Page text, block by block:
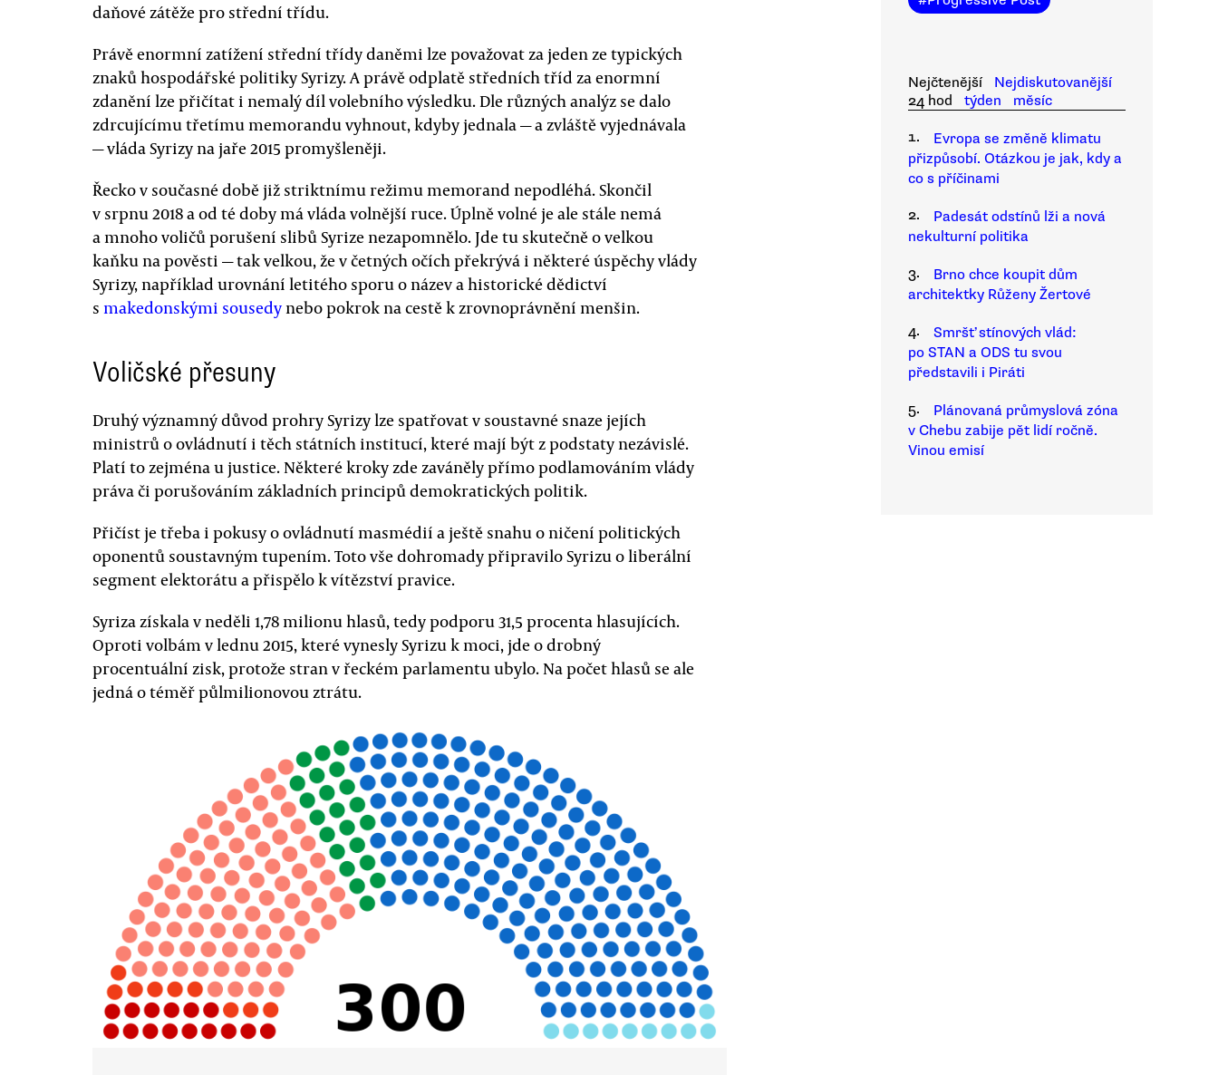
daňové zátěže pro střední třídu.
Právě enormní zatížení střední třídy daněmi lze považovat za jeden ze typických
znaků hospodářské politiky Syrizy. A právě odplatě středních tříd za enormní
zdanění lze přičítat i nemalý díl volebního výsledku. Dle různých analýz se dalo
zdrcujícímu třetímu memorandu vyhnout, kdyby jednala — a zvláště vyjednávala
— vláda Syrizy na jaře 2015 promyšleněji.
Řecko v současné době již striktnímu režimu memorand nepodléhá. Skončil
v srpnu 2018 a od té doby má vláda volnější ruce. Úplně volné je ale stále nemá
a mnoho voličů porušení slibů Syrize nezapomnělo. Jde tu skutečně o velkou
kaňku na pověsti — tak velkou, že v četných očích překrývá i některé úspěchy vlády
Syrizy, například urovnání letitého sporu o název a historické dědictví
s makedonskými sousedynebo pokrok na cestě k zrovnoprávnění menšin.
Voličské přesuny
Druhý významný důvod prohry Syrizy lze spatřovat v soustavné snaze jejích
ministrů o ovládnutí i těch státních institucí, které mají být z podstaty nezávislé.
Platí to zejména u justice. Některé kroky zde zaváněly přímo podlamováním vlády
práva či porušováním základních principů demokratických politik.
Přičíst je třeba i pokusy o ovládnutí masmédií a ještě snahu o ničení politických
oponentů soustavným tupením. Toto vše dohromady připravilo Syrizu o liberální
segment elektorátu a přispělo k vítězství pravice.
Syriza získala v neděli 1,78 milionu hlasů, tedy podporu 31,5 procenta hlasujících.
Oproti volbám v lednu 2015, které vynesly Syrizu k moci, jde o drobný
procentuální zisk, protože stran v řeckém parlamentu ubylo. Na počet hlasů se ale
jedná o téměř půlmilionovou ztrátu.
Nejčtenější
Nejdiskutovanější
24 hod
týden
měsíc
1.
Evropa se změně klimatu
přizpůsobí. Otázkou je jak, kdy a
co s příčinami
2.
Padesát odstínů lži a nová
nekulturní politika
3.
Brno chce koupit dům
architektky Růženy Žertové
4.
Smršť stínových vlád:
po STAN a ODS tu svou
představili i Piráti
5.
Plánovaná průmyslová zóna
v Chebu zabije pět lidí ročně.
Vinou emisí